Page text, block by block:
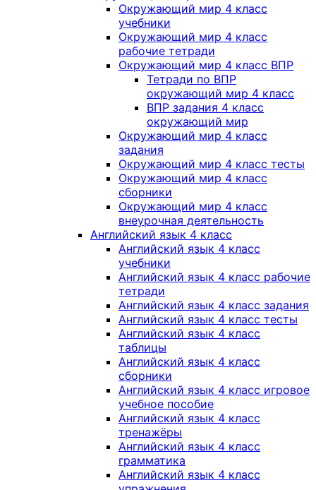
Окружающий мир 4 класс
учебники
Окружающий мир 4 класс
рабочие тетради
Окружающий мир 4 класс ВПР
Тетради по ВПР
окружающий мир 4 класс
ВПР задания 4 класс
окружающий мир
Окружающий мир 4 класс
задания
Окружающий мир 4 класс тесты
Окружающий мир 4 класс
сборники
Окружающий мир 4 класс
внеурочная деятельность
Английский язык 4 класс
Английский язык 4 класс
учебники
Английский язык 4 класс рабочие
тетради
Английский язык 4 класс задания
Английский язык 4 класс тесты
Английский язык 4 класс
таблицы
Английский язык 4 класс
сборники
Английский язык 4 класс игровое
учебное пособие
Английский язык 4 класс
тренажёры
Английский язык 4 класс
грамматика
Английский язык 4 класс